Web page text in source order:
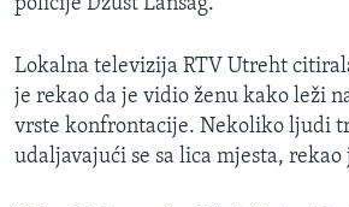
policije Džust Lanšag.
Lokalna televizija RTV Utreht
je rekao da je vidio ženu kako leži
vrste konfrontacije. Nekoliko ljudi
udaljavajući se sa lica mjesta, rekao